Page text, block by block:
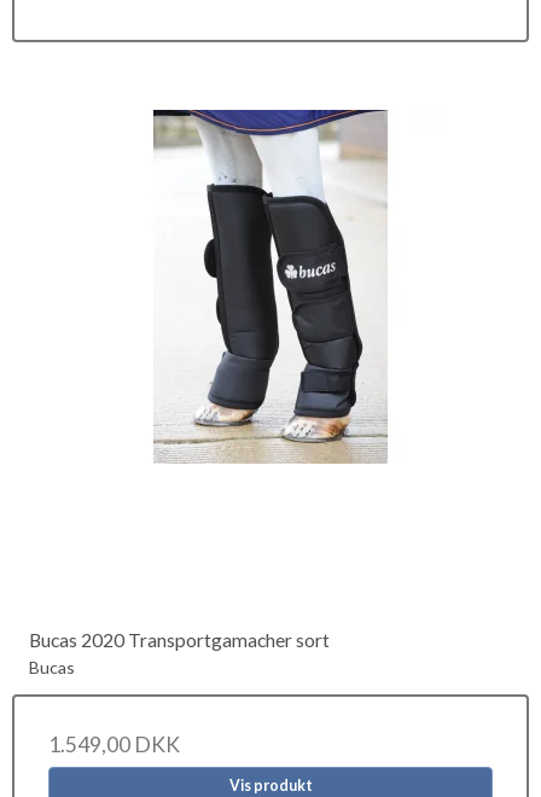
Bucas 2020 Transportgamacher sort
Bucas
1.549,00 DKK
Vis produkt